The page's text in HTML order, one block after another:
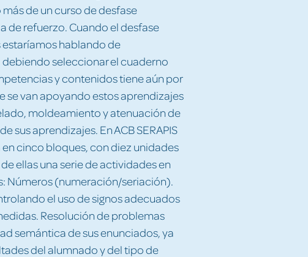
de un curso de desfase
de refuerzo. Cuando el desfase
estaríamos hablando de
seleccionar el cuaderno
y contenidos tiene aún por
se van apoyando estos aprendizajes
moldeamiento y atenuación de
sus aprendizajes. En ACB SERAPIS
cinco bloques, con diez unidades
ellas una serie de actividades en
Números (numeración/seriación).
el uso de signos adecuados
Resolución de problemas
semántica de sus enunciados, ya
del alumnado y del tipo de